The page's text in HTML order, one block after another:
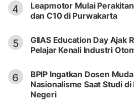
4
Leapmotor Mulai
dan C10 di Purwakarta
5
GIIAS Education Day Ajak
Pelajar Kenali Industri
6
BPIP Ingatkan Dosen
Nasionalisme Saat Studi di
Negeri